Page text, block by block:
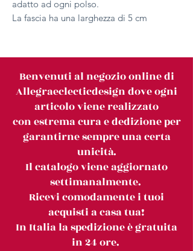
adatto ad ogni polso.
La fascia ha una larghezza di 5 cm
Benvenuti al negozio online di
Allegraeclecticdesign dove ogni
articolo viene realizzato
con estrema cura e dedizione per
garantirne sempre una certa
unicità.
Il catalogo viene aggiornato
settimanalmente.
Ricevi comodamente i tuoi
acquisti a casa tua!
In Italia la spedizione è gratuita
in 24 ore.